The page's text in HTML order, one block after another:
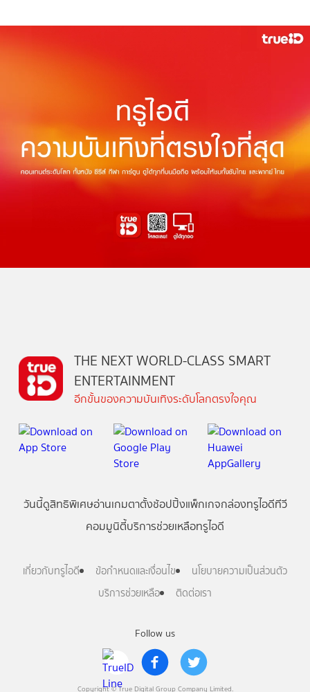
Follow us
Copyright © True Digital Group Company Limited.
THE NEXT WORLD-CLASS SMART
ENTERTAINMENT
อีกขั้นของความบันเทิงระดับโลกตรงใจคุณ
วันนี้ดูสิทธิพิเศษอ่านเกมตาตั้งช้อปปิ้งแพ็กเกจกล่องทรูไอดีทีวี
คอมมูนิตี้บริการช่วยเหลือทรูไอดี
เกี่ยวกับทรูไอดี ข้อกำหนดและเงื่อนไข
นโยบายความเป็นส่วนตัว
บริการช่วยเหลือ
ติดต่อเรา